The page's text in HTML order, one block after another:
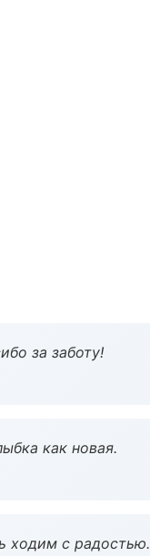
за заботу!
как новая.
ходим с радостью.